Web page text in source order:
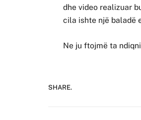
dhe video realizuar
cila ishte një baladë
Ne ju ftojmë ta
SHARE.